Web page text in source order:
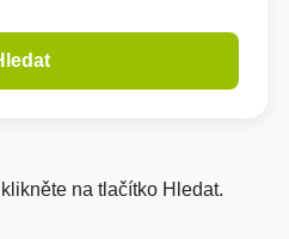
na tlačítko Hledat.